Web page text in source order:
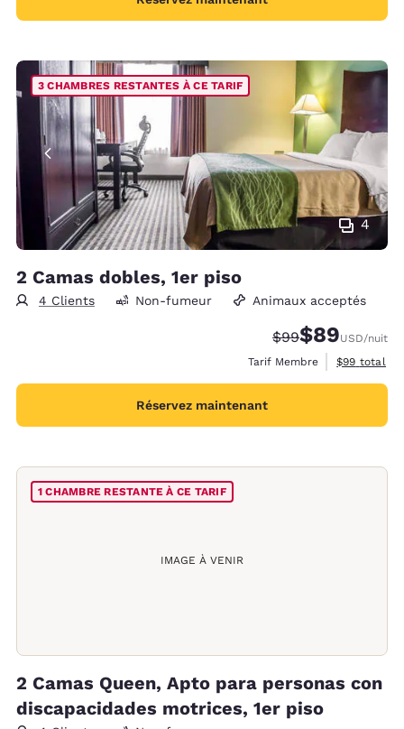
4
3 CHAMBRES RESTANTES À CE TARIF
2 Camas dobles, 1er piso
4 Clients Non-fumeur Animaux acceptés
Tarif barré :
$99Tarif réduit :
$89USD/nuit
Tarif Membre
Afficher les
$99 total
Réservez maintenant
IMAGE À VENIR
1 CHAMBRE RESTANTE À CE TARIF
2 Camas Queen, Apto para personas con
discapacidades motrices, 1er piso